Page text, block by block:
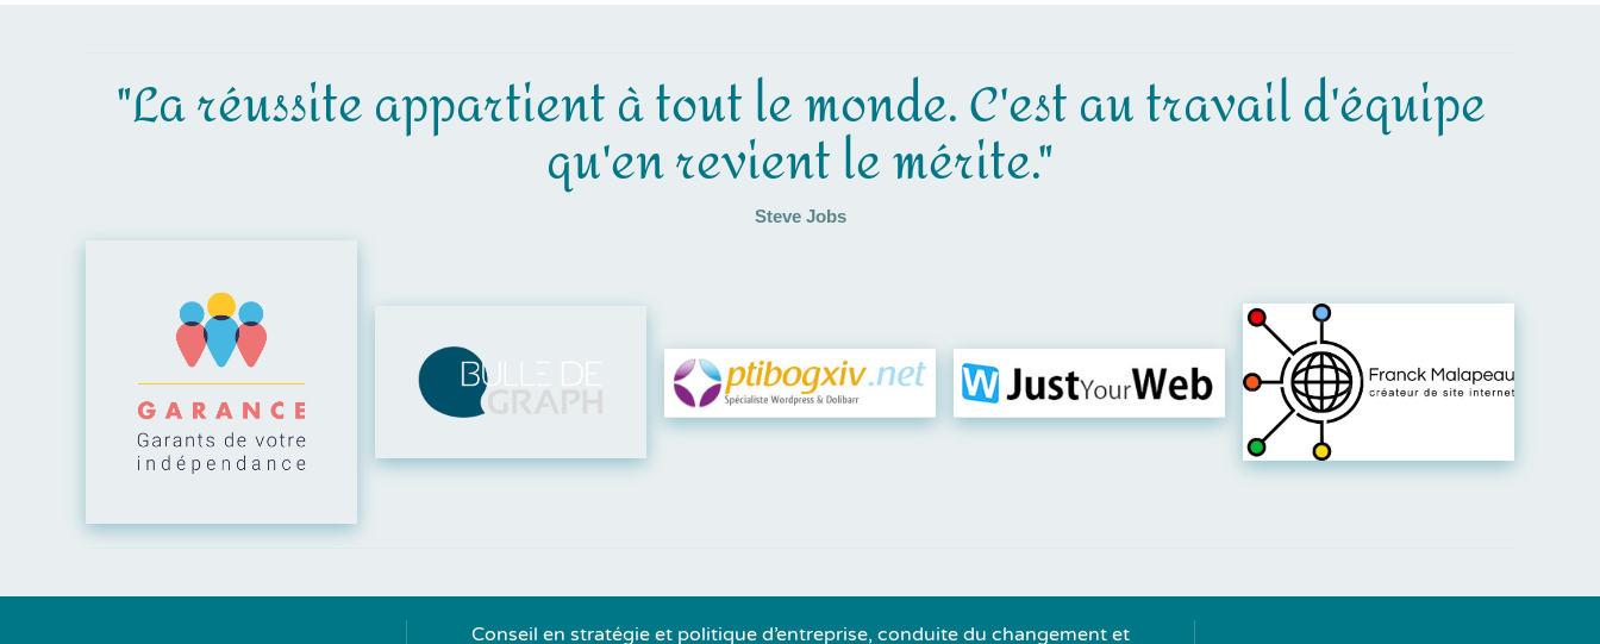
"La réussite appartient à tout le monde. C'est au travail d'équipe
qu'en revient le mérite."
Steve Jobs
Visiter leur site Visiter leur site Visiter leur site Visiter leur site
Conseil en stratégie et politique d’entreprise, conduite du changement et